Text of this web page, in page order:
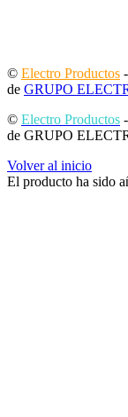
© Electro Productos
de GRUPO
© Electro Productos
de GRUPO
Volver al inicio
El producto ha sido